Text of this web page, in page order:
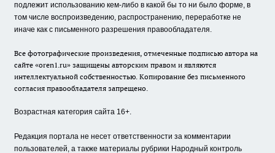
подлежит использованию кем-либо в какой бы то ни было форме, в
том числе воспроизведению, распространению, переработке не
иначе как с письменного разрешения правообладателя.
Все фотографические произведения, отмеченные подписью автора на
сайте «oren1.ru» защищены авторским правом и являются
интеллектуальной собственностью. Копирование без письменного
согласия правообладателя запрещено.
Возрастная категория сайта 16+.
Редакция портала не несет ответственности за комментарии
пользователей, а также материалы рубрики Народный контроль